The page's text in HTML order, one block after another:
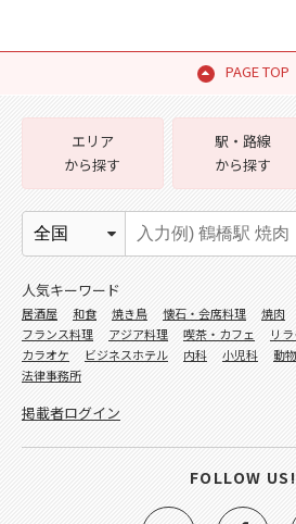
PAGE TOP
エリア
から探す
駅・路線
から探す
人気キーワード
居酒屋 和食 焼き鳥 懐石・会席料理 焼肉
フランス料理
アジア料理 喫茶・カフェ リ
カラオケ
ビジネスホテル 内科 小児科 動
法律事務所
掲載者ログイン
FOLLOW US!